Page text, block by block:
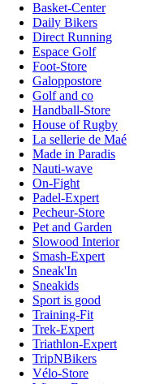
Basket-Center
Daily Bikers
Direct Running
Espace Golf
Foot-Store
Galoppostore
Golf and co
Handball-Store
House of Rugby
La sellerie de Maé
Made in Paradis
Nauti-wave
On-Fight
Padel-Expert
Pecheur-Store
Pet and Garden
Slowood Interior
Smash-Expert
Sneak'In
Sneakids
Sport is good
Training-Fit
Trek-Expert
Triathlon-Expert
TripNBikers
Vélo-Store